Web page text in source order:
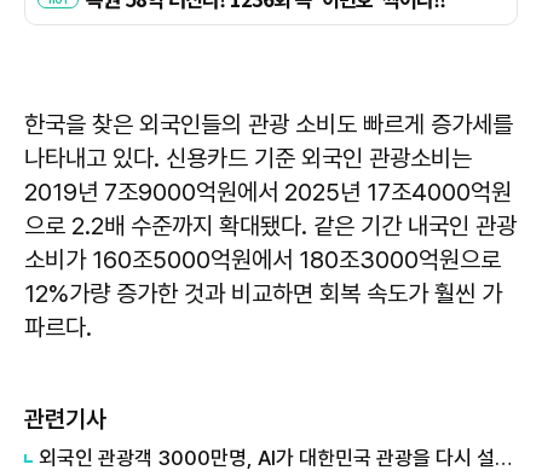
한국을 찾은 외국인들의 관광 소비도 빠르게 증가세를
나타내고 있다. 신용카드 기준 외국인 관광소비는
2019년 7조9000억원에서 2025년 17조4000억원
으로 2.2배 수준까지 확대됐다. 같은 기간 내국인 관광
소비가 160조5000억원에서 180조3000억원으로
12%가량 증가한 것과 비교하면 회복 속도가 훨씬 가
파르다.
관련기사
외국인 관광객 3000만명, AI가 대한민국 관광을 다시 설계한다